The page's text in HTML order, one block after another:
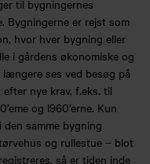
til bygningernes
Bygningerne er rejst som
hvor hver bygning eller
i gårdens økonomiske og
ses ved besøg på
nye krav, f.eks. til
og l960’erne. Kun
samme bygning
og rullestue – blot
så er tiden inde